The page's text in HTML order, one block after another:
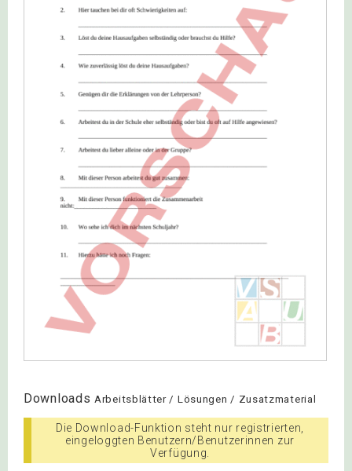
Downloads Arbeitsblätter / Lösungen / Zusatzmaterial
Die Download-Funktion steht nur registrierten,
eingeloggten Benutzern/Benutzerinnen zur
Verfügung.